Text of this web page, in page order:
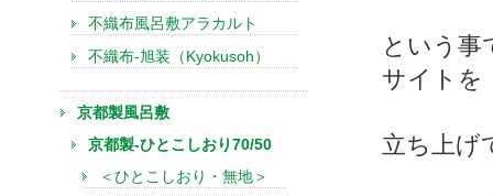
という事
サイトを
立ち上げ
不織布風呂敷アラカルト
不織布-旭装（Kyokusoh）
京都製風呂敷
京都製-ひとこしおり70/50
＜ひとこしおり・無地＞